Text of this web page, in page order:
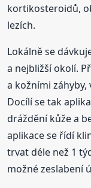
kortikosteroidů,
lezích.
Lokálně se
a nejbližší okolí.
a kožními
Docílí se tak
dráždění kůže a
aplikace se řídí
trvat déle než 1
možné zeslabení